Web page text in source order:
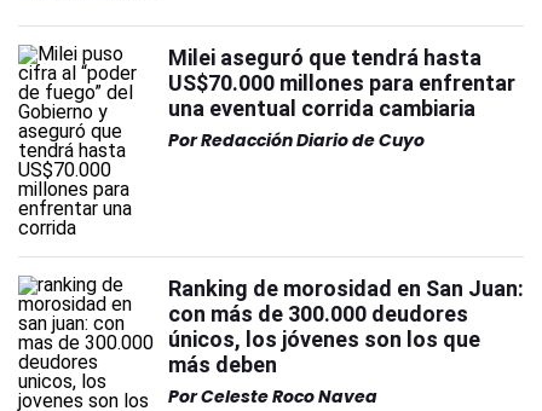
Milei aseguró que tendrá hasta
US$70.000 millones para enfrentar
una eventual corrida cambiaria
PorRedacción Diario de Cuyo
Ranking de morosidad en San Juan:
con más de 300.000 deudores
únicos, los jóvenes son los que
más deben
PorCeleste Roco Navea